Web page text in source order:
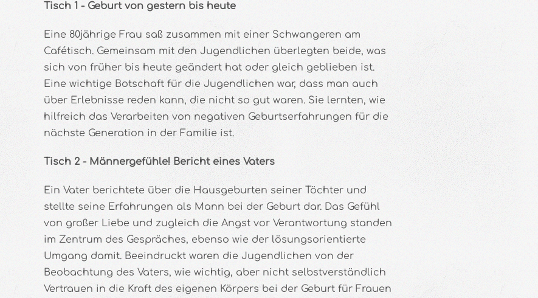
Tisch 1 - Geburt von gestern bis heute
Eine 80jährige Frau saß zusammen mit einer Schwangeren am
Cafétisch. Gemeinsam mit den Jugendlichen überlegten beide, was
sich von früher bis heute geändert hat oder gleich geblieben ist.
Eine wichtige Botschaft für die Jugendlichen war, dass man auch
über Erlebnisse reden kann, die nicht so gut waren. Sie lernten, wie
hilfreich das Verarbeiten von negativen Geburtserfahrungen für die
nächste Generation in der Familie ist.
Tisch 2 - Männergefühle! Bericht eines Vaters
Ein Vater berichtete über die Hausgeburten seiner Töchter und
stellte seine Erfahrungen als Mann bei der Geburt dar. Das Gefühl
von großer Liebe und zugleich die Angst vor Verantwortung standen
im Zentrum des Gespräches, ebenso wie der lösungsorientierte
Umgang damit. Beeindruckt waren die Jugendlichen von der
Beobachtung des Vaters, wie wichtig, aber nicht selbstverständlich
Vertrauen in die Kraft des eigenen Körpers bei der Geburt für Frauen